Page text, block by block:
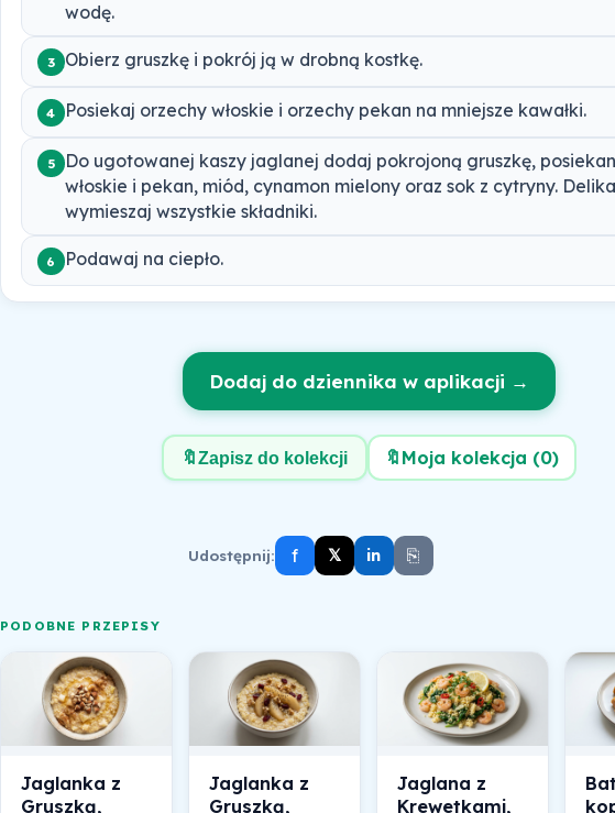
wodę.
3 Obierz gruszkę i pokrój ją w drobną kostkę.
4 Posiekaj orzechy włoskie i orzechy pekan na mniejsze kawałki.
5
Do ugotowanej kaszy jaglanej dodaj pokrojoną gruszkę,
włoskie i pekan, miód, cynamon mielony oraz sok z cytryny.
wymieszaj wszystkie składniki.
6 Podawaj na ciepło.
Dodaj do dziennika w aplikacji →
🔖Zapisz do kolekcji 🔖 Moja kolekcja (0)
Udostępnij: f 𝕏 in ⎘
PODOBNE PRZEPISY
Jaglanka z
Gruszką,
Jaglanka z
Gruszką,
Jaglana z
Krewetkami,